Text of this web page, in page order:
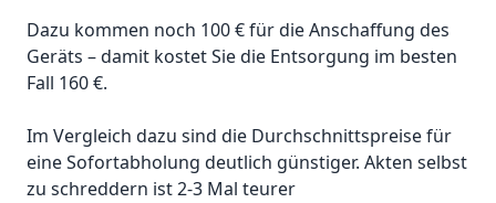
Dazu kommen noch 100 € für die Anschaffung des
Geräts – damit kostet Sie die Entsorgung im besten
Fall 160 €.
Im Vergleich dazu sind die Durchschnittspreise für
eine Sofortabholung deutlich günstiger. Akten selbst
zu schreddern ist 2-3 Mal teurer